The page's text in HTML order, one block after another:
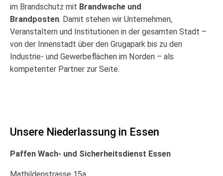
im Brandschutz mit Brandwache und
Brandposten. Damit stehen wir Unternehmen,
Veranstaltern und Institutionen in der gesamten Stadt –
von der Innenstadt über den Grugapark bis zu den
Industrie- und Gewerbeflächen im Norden – als
kompetenter Partner zur Seite.
Unsere Niederlassung in Essen
Paffen Wach- und Sicherheitsdienst Essen